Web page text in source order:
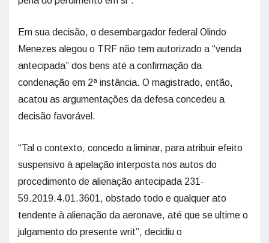
Em sua decisão, o desembargador federal Olindo
Menezes alegou o TRF não tem autorizado a “venda
antecipada” dos bens até a confirmação da
condenação em 2ª instância. O magistrado, então,
acatou as argumentações da defesa concedeu a
decisão favorável.
“Tal o contexto, concedo a liminar, para atribuir efeito
suspensivo à apelação interposta nos autos do
procedimento de alienação antecipada 231-
59.2019.4.01.3601, obstado todo e qualquer ato
tendente à alienação da aeronave, até que se ultime o
julgamento do presente writ”, decidiu o